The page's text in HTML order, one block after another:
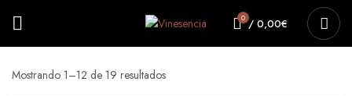
0 / 0,00€
Mostrando 1–12 de 19 resultadosOrdenado